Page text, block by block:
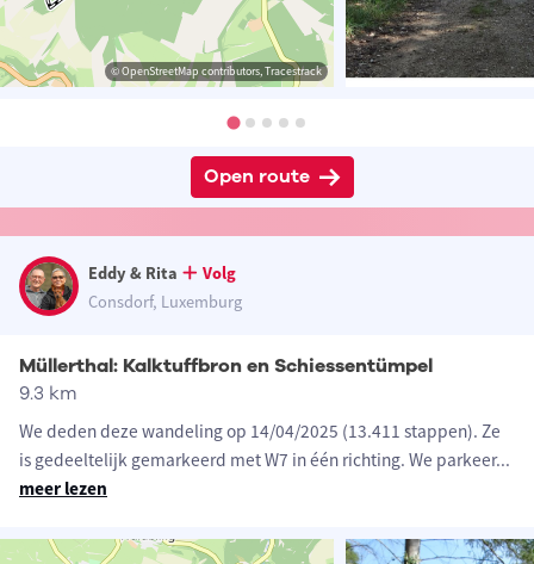
© OpenStreetMap contributors, Tracestrack
Open route
Eddy & Rita
Volg
Consdorf, Luxemburg
Müllerthal: Kalktuffbron en Schiessentümpel
9.3 km
We deden deze wandeling op 14/04/2025 (13.411 stappen). Ze
is gedeeltelijk gemarkeerd met W7 in één richting. We parkeer...
meer lezen